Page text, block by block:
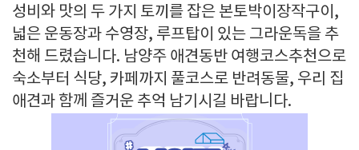
성비와 맛의 두 가지 토끼를 잡은 본토박이장작구이,
넓은 운동장과 수영장, 루프탑이 있는 그라운독을 추
천해 드렸습니다. 남양주 애견동반 여행코스추천으로
숙소부터 식당, 카페까지 풀코스로 반려동물, 우리 집
애견과 함께 즐거운 추억 남기시길 바랍니다.